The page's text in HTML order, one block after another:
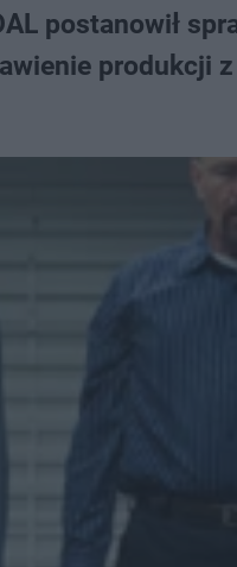
postanowił
produkcji